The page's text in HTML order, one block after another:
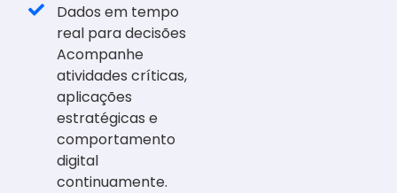
Dados em tempo
real para decisões
Acompanhe
atividades críticas,
aplicações
estratégicas e
comportamento
digital
continuamente.